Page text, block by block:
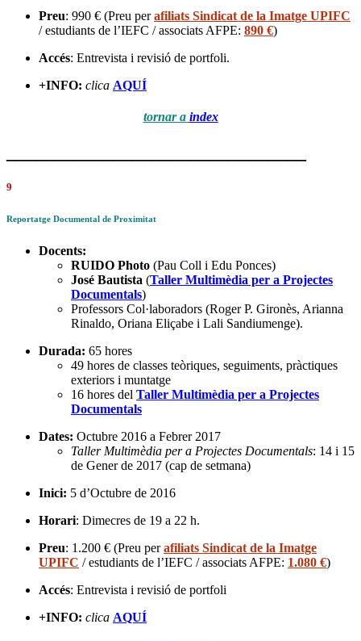
Preu: 990 € (Preu perafiliats Sindicat de la Imatge UPIFC
/ estudiants de l’IEFC / associats AFPE: 890 €)
Accés: Entrevista i revisió de portfoli.
+INFO: clica AQUÍ
tornar a index
9
Reportatge Documental de Proximitat
Docents:
RUIDO Photo (Pau Coll i Edu Ponces)
José Bautista (Taller Multimèdia per a Projectes
Documentals)
Professors Col·laboradors (Roger P. Gironès, Arianna
Rinaldo, Oriana Eliçabe i Lali Sandiumenge).
Durada: 65 hores
49 hores de classes teòriques, seguiments, pràctiques
exteriors i muntatge
16 hores del Taller Multimèdia per a Projectes
Documentals
Dates: Octubre 2016 a Febrer 2017
Taller Multimèdia per a Projectes Documentals: 14 i 15
de Gener de 2017 (cap de setmana)
Inici: 5 d’Octubre de 2016
Horari: Dimecres de 19 a 22 h.
Preu: 1.200 € (Preu perafiliats Sindicat de la Imatge
UPIFC / estudiants de l’IEFC / associats AFPE: 1.080 €)
Accés: Entrevista i revisió de portfoli
+INFO: clica AQUÍ